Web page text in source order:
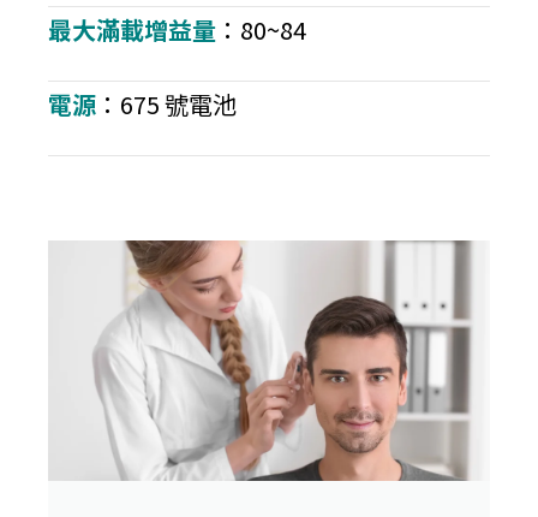
最大滿載增益量 ：80~84
電源 ：675 號電池